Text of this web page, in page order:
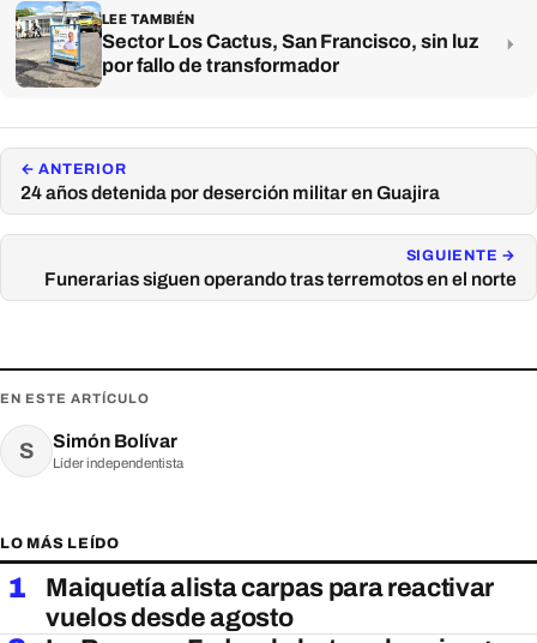
LEE TAMBIÉN
Sector Los Cactus, San Francisco, sin luz
por fallo de transformador
← ANTERIOR
24 años detenida por deserción militar en Guajira
SIGUIENTE →
Funerarias siguen operando tras terremotos en el norte
EN ESTE ARTÍCULO
S Simón Bolívar
Líder independentista
LO MÁS LEÍDO
1
Maiquetía alista carpas para reactivar
vuelos desde agosto